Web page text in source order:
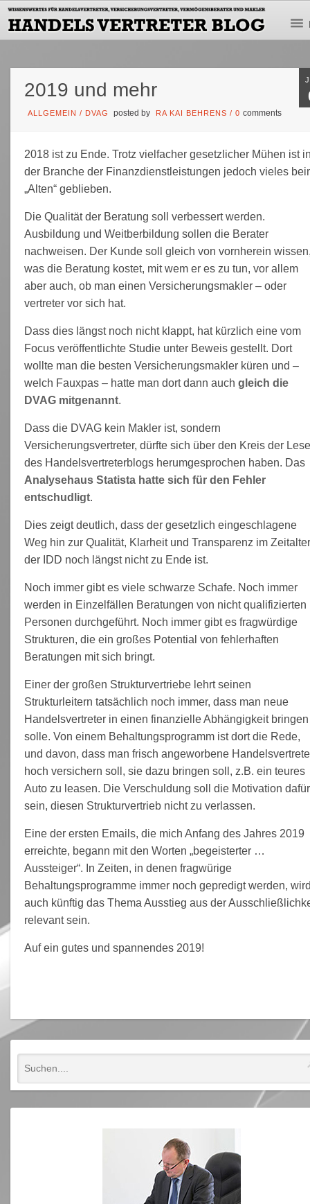
2019 und mehr
ALLGEMEIN / DVAG posted by RA KAI BEHRENS /0comments
2018 ist zu Ende. Trotz vielfacher gesetzlicher Mühen ist
der Branche der Finanzdienstleistungen jedoch vieles
„Alten“ geblieben.
Die Qualität der Beratung soll verbessert werden.
Ausbildung und Weitberbildung sollen die Berater
nachweisen. Der Kunde soll gleich von vornherein
was die Beratung kostet, mit wem er es zu tun, vor allem
aber auch, ob man einen Versicherungsmakler – oder
vertreter vor sich hat.
Dass dies längst noch nicht klappt, hat kürzlich eine vom
Focus veröffentlichte Studie unter Beweis gestellt. Dort
wollte man die besten Versicherungsmakler küren und –
welch Fauxpas – hatte man dort dann auchgleich die
DVAG mitgenannt.
Dass die DVAG kein Makler ist, sondern
Versicherungsvertreter, dürfte sich über den Kreis der
des Handelsvertreterblogs herumgesprochen haben. Das
Analysehaus Statista hatte sich für den Fehler
entschudligt.
Dies zeigt deutlich, dass der gesetzlich eingeschlagene
Weg hin zur Qualität, Klarheit und Transparenz im
der IDD noch längst nicht zu Ende ist.
Noch immer gibt es viele schwarze Schafe. Noch immer
werden in Einzelfällen Beratungen von nicht qualifizierten
Personen durchgeführt. Noch immer gibt es fragwürdige
Strukturen, die ein großes Potential von fehlerhaften
Beratungen mit sich bringt.
Einer der großen Strukturvertriebe lehrt seinen
Strukturleitern tatsächlich noch immer, dass man neue
Handelsvertreter in einen finanzielle Abhängigkeit bringen
solle. Von einem Behaltungsprogramm ist dort die Rede,
und davon, dass man frisch angeworbene
hoch versichern soll, sie dazu bringen soll, z.B. ein teures
Auto zu leasen. Die Verschuldung soll die Motivation dafür
sein, diesen Strukturvertrieb nicht zu verlassen.
Eine der ersten Emails, die mich Anfang des Jahres 2019
erreichte, begann mit den Worten „begeisterter …
Aussteiger“. In Zeiten, in denen fragwürige
Behaltungsprogramme immer noch gepredigt werden,
auch künftig das Thema Ausstieg aus der
relevant sein.
Auf ein gutes und spannendes 2019!